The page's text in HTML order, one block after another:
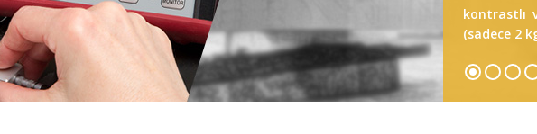
kontrastlı
(sadece 2
için, SNUL
helikal ve
Mutlaka